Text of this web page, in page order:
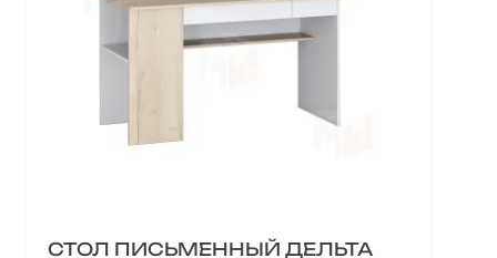
СТОЛ ПИСЬМЕННЫЙ ДЕЛЬТА